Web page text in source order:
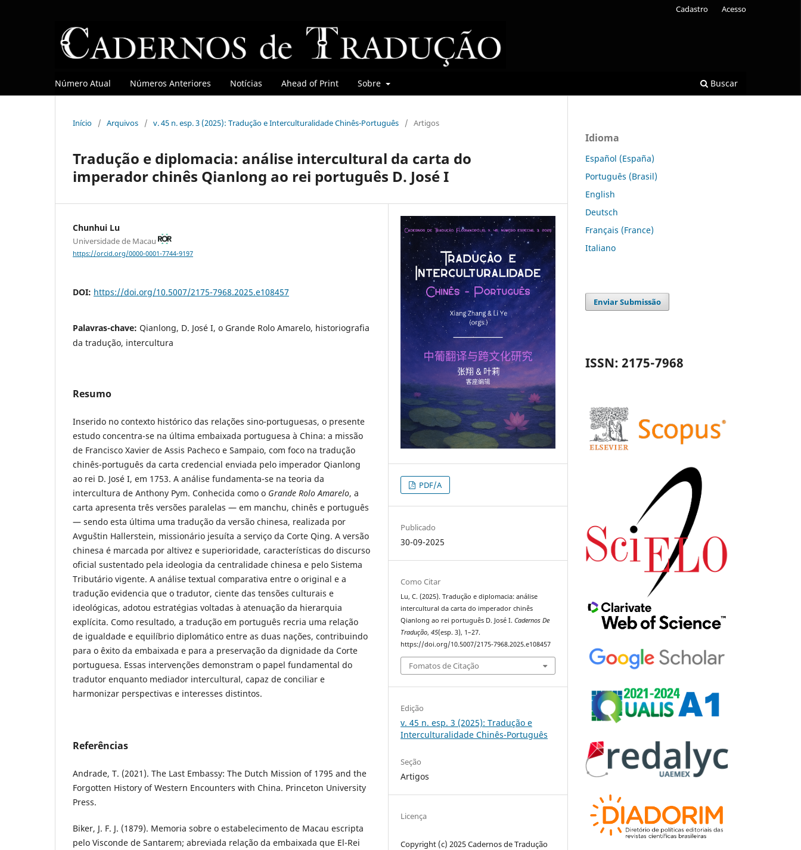
Número Atual Números Anteriores Notícias Ahead of Print Sobre Buscar
Cadastro Acesso
Início / Arquivos / v. 45 n. esp. 3 (2025): Tradução e Interculturalidade Chinês-Português / Artigos
Tradução e diplomacia: análise intercultural da carta do
imperador chinês Qianlong ao rei português D. José I
Chunhui Lu
Universidade de Macau
https://orcid.org/0000-0001-7744-9197
DOI: https://doi.org/10.5007/2175-7968.2025.e108457
Palavras-chave: Qianlong, D. José I, o Grande Rolo Amarelo, historiografia
da tradução, intercultura
Resumo
Inserido no contexto histórico das relações sino-portuguesas, o presente
estudo concentra-se na última embaixada portuguesa à China: a missão
de Francisco Xavier de Assis Pacheco e Sampaio, com foco na tradução
chinês-português da carta credencial enviada pelo imperador Qianlong
ao rei D. José I, em 1753. A análise fundamenta-se na teoria da
intercultura de Anthony Pym. Conhecida como o Grande Rolo Amarelo, a
carta apresenta três versões paralelas — em manchu, chinês e português
— sendo esta última uma tradução da versão chinesa, realizada por
Avguštin Hallerstein, missionário jesuíta a serviço da Corte Qing. A versão
chinesa é marcada por altivez e superioridade, características do discurso
oficial sustentado pela ideologia da centralidade chinesa e pelo Sistema
Tributário vigente. A análise textual comparativa entre o original e a
tradução evidencia que o tradutor, ciente das tensões culturais e
ideológicas, adotou estratégias voltadas à atenuação da hierarquia
explícita. Como resultado, a tradução em português recria uma relação
de igualdade e equilíbrio diplomático entre as duas nações, contribuindo
para o êxito da embaixada e para a preservação da dignidade da Corte
portuguesa. Essas intervenções demonstram o papel fundamental do
tradutor enquanto mediador intercultural, capaz de conciliar e
harmonizar perspectivas e interesses distintos.
Referências
Andrade, T. (2021). The Last Embassy: The Dutch Mission of 1795 and the
Forgotten History of Western Encounters with China. Princeton University
Press.
Biker, J. F. J. (1879). Memoria sobre o estabelecimento de Macau escripta
pelo Visconde de Santarem; abreviada relação da embaixada que El-Rei
PDF/A
Publicado
30-09-2025
Como Citar
Lu, C. (2025). Tradução e diplomacia: análise
intercultural da carta do imperador chinês
Qianlong ao rei português D. José I.Cadernos De
Tradução,45(esp. 3), 1–27.
https://doi.org/10.5007/2175-7968.2025.e108457
Fomatos de Citação
Edição
v. 45 n. esp. 3 (2025): Tradução e
Interculturalidade Chinês-Português
Seção
Artigos
Licença
Copyright (c) 2025 Cadernos de Tradução
Idioma
Español (España)
Português (Brasil)
English
Deutsch
Français (France)
Italiano
Enviar Submissão
ISSN: 2175-7968